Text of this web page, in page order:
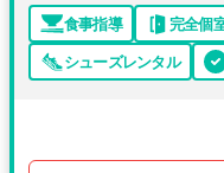
食事指導 完全個
シューズレンタル